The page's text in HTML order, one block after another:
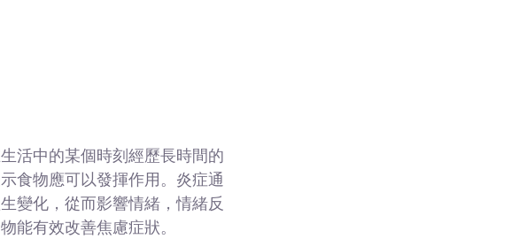
活中的某個時刻經歷長時間的
食物應可以發揮作用。炎症通
變化，從而影響情緒，情緒反
能有效改善焦慮症狀。